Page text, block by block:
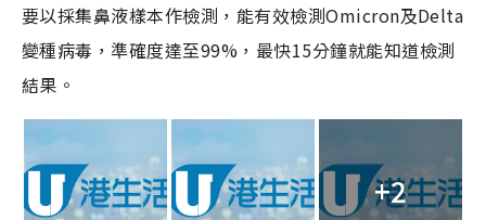
要以採集鼻液樣本作檢測，能有效檢測Omicron及Delta
變種病毒，準確度達至99%，最快15分鐘就能知道檢測
結果。
+2